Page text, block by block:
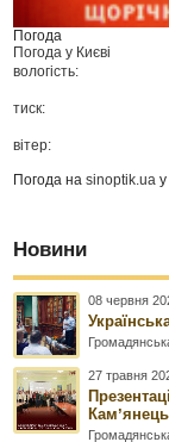
Погода
Погода у Києві
вологість:
тиск:
вітер:
Погода наsinoptik.ua у
Новини
08 червня
27 травня